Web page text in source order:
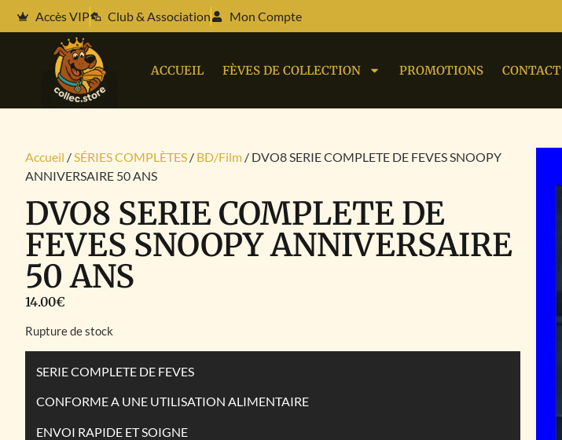
Accès VIP Club & Association Mon Compte
ACCUEIL FÈVES DE COLLECTION PROMOTIONS CONTACT
Accueil /SÉRIES COMPLÈTES / BD/Film / DVO8 SERIE COMPLETE DE FEVES SNOOPY
ANNIVERSAIRE 50 ANS
DVO8 SERIE COMPLETE DE
FEVES SNOOPY ANNIVERSAIRE
50 ANS
14.00€
Rupture de stock
SERIE COMPLETE DE FEVES
CONFORME A UNE UTILISATION ALIMENTAIRE
ENVOI RAPIDE ET SOIGNE